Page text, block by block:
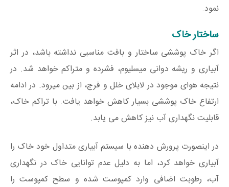
نمود.
ساختار خاک
اگر خاک پوششی ساختار و بافت مناسبی نداشته باشد، در اثر
آبیاری و ریشه دوانی میسلیوم، فشرده و متراکم خواهد شد. در
نتیجه هوای موجود در لابلای خلل و فرج، از بین میرود. در ادامه
ارتفاع خاک پوششی بسیار کاهش خواهد یافت. با تراکم خاک،
قابلیت نگهداری آب نیز کاهش می یابد.
در اینصورت پرورش دهنده با سیستم آبیاری متداول خود خاک را
آبیاری خواهد کرد، اما به دلیل عدم توانایی خاک در نگهداری
آب، رطوبت اضافی وارد کمپوست شده و سطح کمپوست را